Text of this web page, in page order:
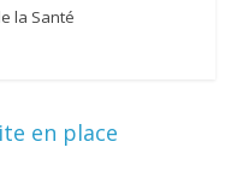
la Santé
en place